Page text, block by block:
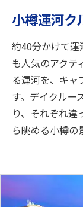
小樽運河ク
約40分かけて運
も人気のアクテ
る運河を、キャ
す。デイクルー
り、それぞれ違
ら眺める小樽の